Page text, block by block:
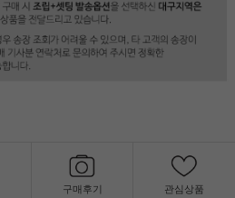
구매후기 관심상품